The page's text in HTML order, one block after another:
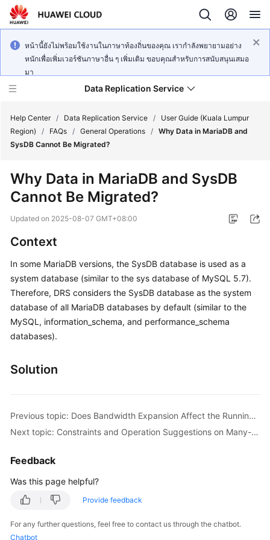
หน้านี้ยังไม่พร้อมใช้งานในภาษาท้องถิ่นของคุณ เรากำลังพยายามอย่าง
หนักเพื่อเพิ่มเวอร์ชันภาษาอื่น ๆ เพิ่มเติม ขอบคุณสำหรับการสนับสนุนเสมอ
มา
Data Replication Service
Service
Billing
Getting
Started
User
Guide
Paper
Reference
SDK
Reference
FAQs
Help Center / Data Replication Service /
User Guide (Kuala Lumpur
Region)
/ FAQs / General Operations / Why Data in MariaDB and
SysDB Cannot Be Migrated?
Why Data in MariaDB and SysDB
Cannot Be Migrated?
Updated on 2025-08-07 GMT+08:00
Context
In some MariaDB versions, the SysDB database is used as a
system database (similar to the sys database of MySQL 5.7).
Therefore, DRS considers the SysDB database as the system
database of all MariaDB databases by default (similar to the
MySQL, information_schema, and performance_schema
databases).
Solution
Previous topic: Does Bandwidth Expansion Affect the Running DRS Tasks?
Next topic: Constraints and Operation Suggestions on Many-to-One Scenario
Feedback
Was this page helpful?
Provide feedback
For any further questions, feel free to contact us through the chatbot.
Chatbot